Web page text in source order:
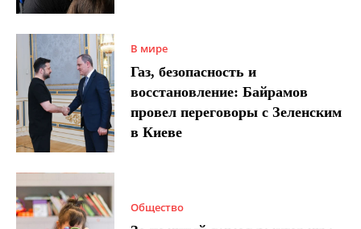
В мире
Газ, безопасность и
восстановление: Байрамов
провел переговоры с Зеленским
в Киеве
Общество